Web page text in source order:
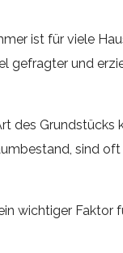
ist für viele
gefragter und
des
sind
wichtiger